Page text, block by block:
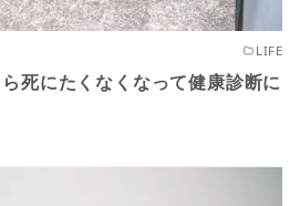
LIFE
死にたくなくなって健康診断に